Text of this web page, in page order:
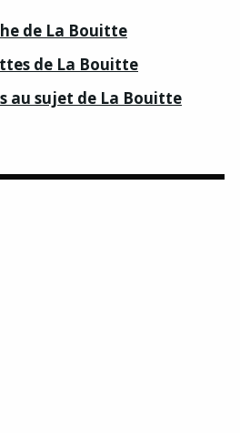
de La Bouitte
de La Bouitte
au sujet de La Bouitte